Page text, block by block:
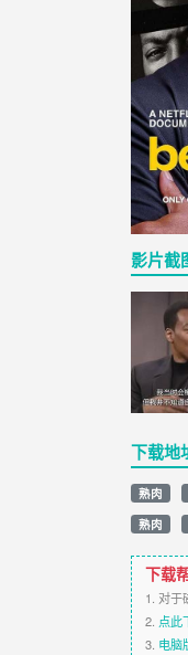
影片截
下载地
熟肉
熟肉
下载
1. 对于
2. 点此
3. 电脑